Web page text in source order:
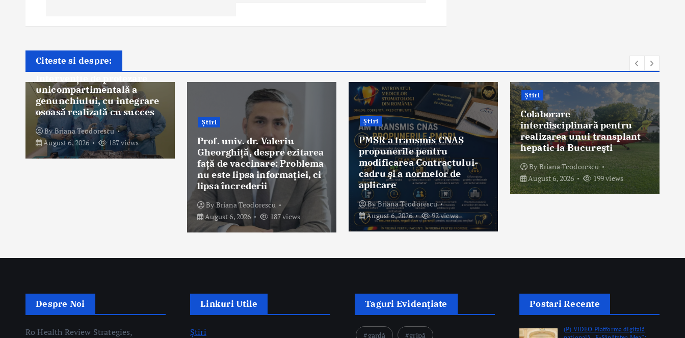
v
g
a
t
i
o
n
Citeste si despre:
Premieră medicală la
Spitalul Orășenesc Mioveni:
unicompartimentală a
genunchiului, cu integrare
osoasă realizată cu succes
ByBriana Teodorescu
August 6, 2026
187 views
Știri
Prof. univ. dr. Valeriu
Gheorghiţă, despre ezitarea
faţă de vaccinare: Problema
nu este lipsa informației, ci
lipsa încrederii
By Briana Teodorescu
August 6, 2026
187 views
Știri
PMSR a transmis CNAS
propunerile pentru
modificarea Contractului-
cadru şi a normelor de
aplicare
ByBriana Teodorescu
August 6, 2026
92 views
Știri
Colaborare
interdisciplinară pentru
realizarea unui transplant
hepatic la Bucureşti
By Briana Teodorescu
August 6, 2026
199 views
Despre Noi
Ro Health Review Strategies,
Linkuri Utile
Știri
Taguri Evidențiate
gardă gripă
Postari Recente
(P) VIDEO Platforma digitală